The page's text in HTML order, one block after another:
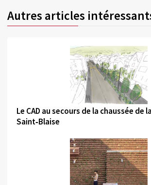
Autres articles
©
Le CAD au secours de la chaussée de
Saint‑Blaise